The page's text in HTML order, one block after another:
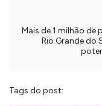
Mais de 1 milhão de
Rio Grande do
Tags do post: